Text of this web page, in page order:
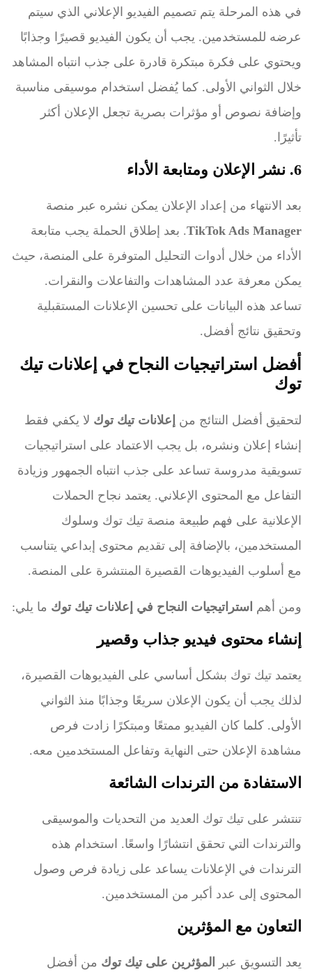
في هذه المرحلة يتم تصميم الفيديو الإعلاني الذي سيتم
عرضه للمستخدمين. يجب أن يكون الفيديو قصيرًا وجذابًا
ويحتوي على فكرة مبتكرة قادرة على جذب انتباه المشاهد
خلال الثواني الأولى. كما يُفضل استخدام موسيقى مناسبة
وإضافة نصوص أو مؤثرات بصرية تجعل الإعلان أكثر
تأثيرًا.
6. نشر الإعلان ومتابعة الأداء
بعد الانتهاء من إعداد الإعلان يمكن نشره عبر منصة
TikTok Ads Manager. بعد إطلاق الحملة يجب متابعة
الأداء من خلال أدوات التحليل المتوفرة على المنصة، حيث
يمكن معرفة عدد المشاهدات والتفاعلات والنقرات.
تساعد هذه البيانات على تحسين الإعلانات المستقبلية
وتحقيق نتائج أفضل.
أفضل استراتيجيات النجاح في إعلانات تيك
توك
لتحقيق أفضل النتائج من إعلانات تيك توك لا يكفي فقط
إنشاء إعلان ونشره، بل يجب الاعتماد على استراتيجيات
تسويقية مدروسة تساعد على جذب انتباه الجمهور وزيادة
التفاعل مع المحتوى الإعلاني. يعتمد نجاح الحملات
الإعلانية على فهم طبيعة منصة تيك توك وسلوك
المستخدمين، بالإضافة إلى تقديم محتوى إبداعي يتناسب
مع أسلوب الفيديوهات القصيرة المنتشرة على المنصة.
ومن أهم استراتيجيات النجاح في إعلانات تيك توك ما يلي:
إنشاء محتوى فيديو جذاب وقصير
يعتمد تيك توك بشكل أساسي على الفيديوهات القصيرة،
لذلك يجب أن يكون الإعلان سريعًا وجذابًا منذ الثواني
الأولى. كلما كان الفيديو ممتعًا ومبتكرًا زادت فرص
مشاهدة الإعلان حتى النهاية وتفاعل المستخدمين معه.
الاستفادة من الترندات الشائعة
تنتشر على تيك توك العديد من التحديات والموسيقى
والترندات التي تحقق انتشارًا واسعًا. استخدام هذه
الترندات في الإعلانات يساعد على زيادة فرص وصول
المحتوى إلى عدد أكبر من المستخدمين.
التعاون مع المؤثرين
يعد التسويق عبر المؤثرين على تيك توك من أفضل